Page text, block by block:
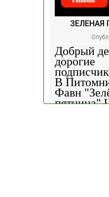
ЗЕЛЕНАЯ
Добрый
дорогие
В
Фавн
пятница".